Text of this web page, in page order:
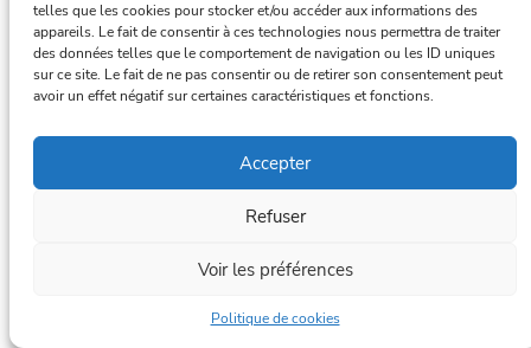
telles que les cookies pour stocker et/ou accéder aux informations des
appareils. Le fait de consentir à ces technologies nous permettra de traiter
des données telles que le comportement de navigation ou les ID uniques
sur ce site. Le fait de ne pas consentir ou de retirer son consentement peut
avoir un effet négatif sur certaines caractéristiques et fonctions.
Accepter
Refuser
Voir les préférences
Politique de cookies